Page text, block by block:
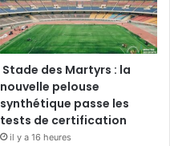
Stade des Martyrs : la
nouvelle pelouse
synthétique passe les
tests de certification
il y a 16 heures